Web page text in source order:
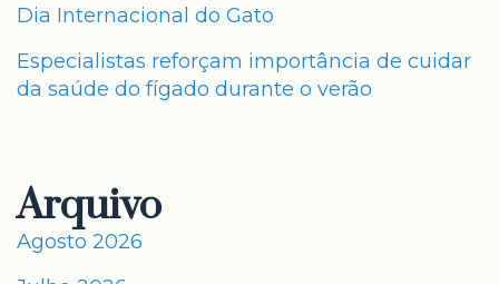
Dia Internacional do Gato
Especialistas reforçam importância de cuidar
da saúde do fígado durante o verão
Arquivo
Agosto 2026